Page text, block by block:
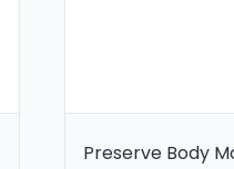
Preserve Body